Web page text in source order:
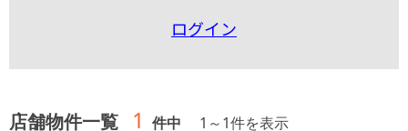
ログイン
店舗物件一覧 1 件中 1 ～1件を表示